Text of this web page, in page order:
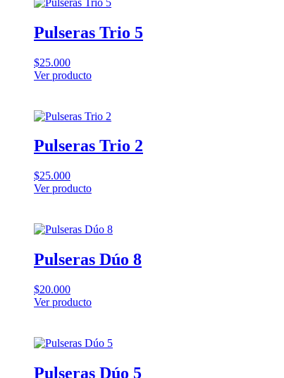
Pulseras Trio 5
$25.000
Ver producto
Pulseras Trio 2
$25.000
Ver producto
Pulseras Dúo 8
$20.000
Ver producto
Pulseras Dúo 5